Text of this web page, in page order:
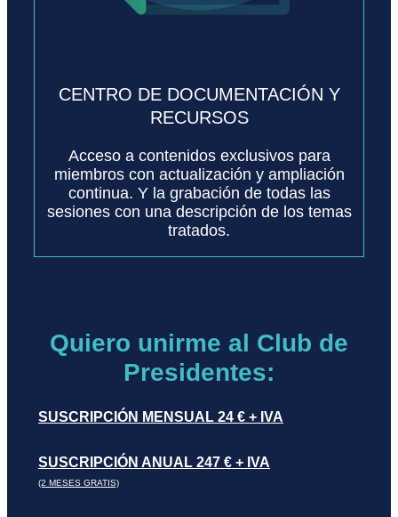
CENTRO DE DOCUMENTACIÓN Y
RECURSOS
Acceso a contenidos exclusivos para
miembros con actualización y ampliación
continua. Y la grabación de todas las
sesiones con una descripción de los temas
tratados.
Quiero unirme al Club de
Presidentes:
SUSCRIPCIÓN MENSUAL 24 € + IVA
SUSCRIPCIÓN ANUAL 247 € + IVA
(2 MESES GRATIS)